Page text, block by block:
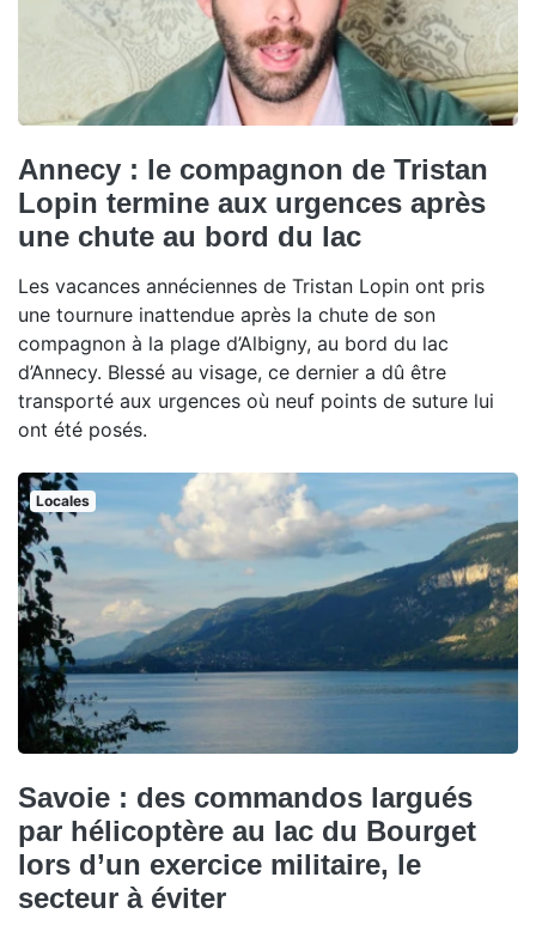
Annecy : le compagnon de Tristan
Lopin termine aux urgences après
une chute au bord du lac
Les vacances annéciennes de Tristan Lopin ont pris
une tournure inattendue après la chute de son
compagnon à la plage d’Albigny, au bord du lac
d’Annecy. Blessé au visage, ce dernier a dû être
transporté aux urgences où neuf points de suture lui
ont été posés.
Locales
Savoie : des commandos largués
par hélicoptère au lac du Bourget
lors d’un exercice militaire, le
secteur à éviter